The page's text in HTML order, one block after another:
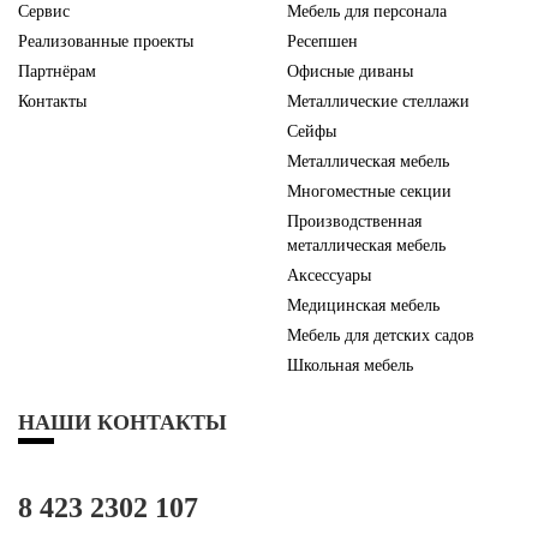
Сервис
Реализованные проекты
Партнёрам
Контакты
Мебель для персонала
Ресепшен
Офисные диваны
Металлические стеллажи
Сейфы
Металлическая мебель
Многоместные секции
Производственная
металлическая мебель
Аксессуары
Медицинская мебель
Мебель для детских садов
Школьная мебель
НАШИ КОНТАКТЫ
8 423 2302 107